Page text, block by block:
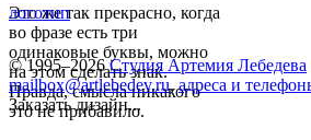
Это же так прекрасно, когда
во фразе есть три
одинаковые буквы, можно
на этом сделать знак.
Правда, смысла никакого
это не прибавило.
логотип
© 1995–2026 Студия Артемия Лебедева
mailbox@artlebedev.ru, адреса и
Заказать дизайн...